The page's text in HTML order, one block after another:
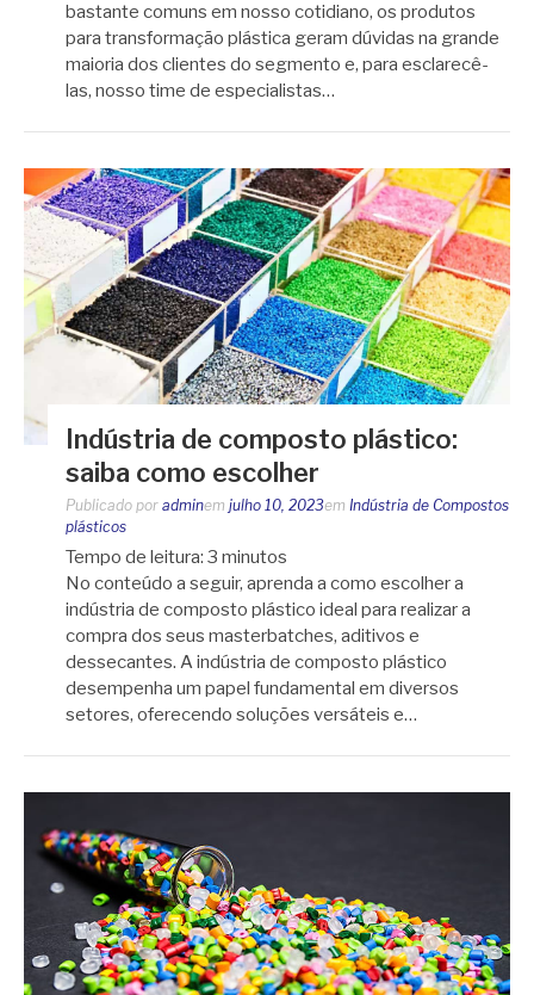
bastante comuns em nosso cotidiano, os produtos
para transformação plástica geram dúvidas na grande
maioria dos clientes do segmento e, para esclarecê-
las, nosso time de especialistas…
Indústria de composto plástico:
saiba como escolher
Publicado por adminem julho 10, 2023em Indústria de Compostos
plásticos
Tempo de leitura: 3 minutos
No conteúdo a seguir, aprenda a como escolher a
indústria de composto plástico ideal para realizar a
compra dos seus masterbatches, aditivos e
dessecantes. A indústria de composto plástico
desempenha um papel fundamental em diversos
setores, oferecendo soluções versáteis e…